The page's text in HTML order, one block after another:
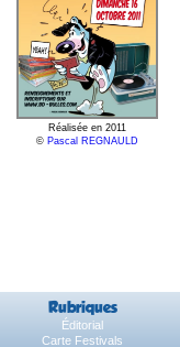
Réalisée en 2011
© Pascal REGNAULD
Rubriques
Éditorial
Carte Festivals